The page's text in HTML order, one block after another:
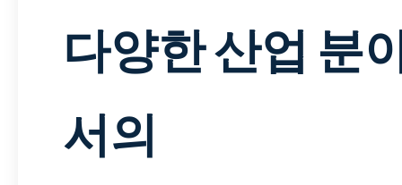
다양한 산업 분
서의